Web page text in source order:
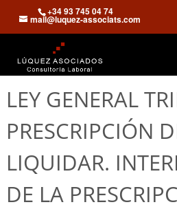
+34 93 745 04 74
mail@luquez-associats.com
LEY GENERAL
PRESCRIPCIÓN
LIQUIDAR.
DE LA